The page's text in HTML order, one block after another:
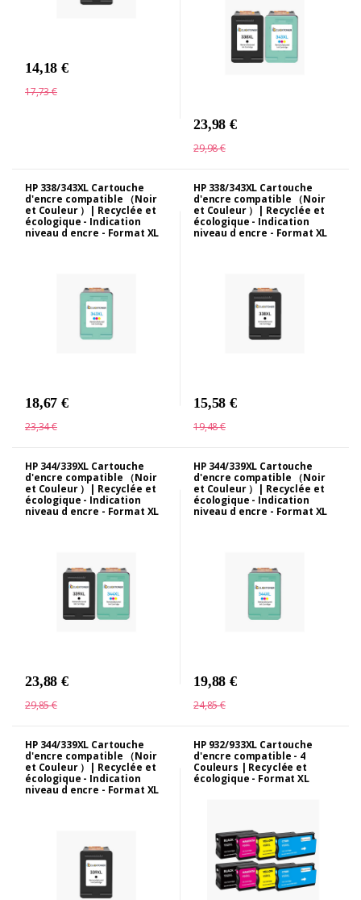
14,18 €
17,73 €
23,98 €
29,98 €
HP 338/343XL Cartouche
d'encre compatible （Noir
et Couleur ）| Recyclée et
écologique - Indication
niveau d encre - Format XL
18,67 €
23,34 €
HP 338/343XL Cartouche
d'encre compatible （Noir
et Couleur ）| Recyclée et
écologique - Indication
niveau d encre - Format XL
15,58 €
19,48 €
HP 344/339XL Cartouche
d'encre compatible （Noir
et Couleur ）| Recyclée et
écologique - Indication
niveau d encre - Format XL
23,88 €
29,85 €
HP 344/339XL Cartouche
d'encre compatible （Noir
et Couleur ）| Recyclée et
écologique - Indication
niveau d encre - Format XL
19,88 €
24,85 €
HP 344/339XL Cartouche
d'encre compatible （Noir
et Couleur ）| Recyclée et
écologique - Indication
niveau d encre - Format XL
HP 932/933XL Cartouche
d'encre compatible - 4
Couleurs | Recyclée et
écologique - Format XL